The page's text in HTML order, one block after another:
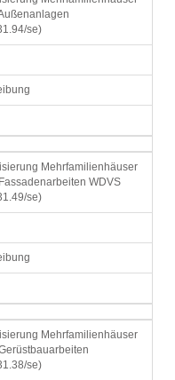
se)
Mehrfamilienhäuser
WDVS
se)
Mehrfamilienhäuser
se)